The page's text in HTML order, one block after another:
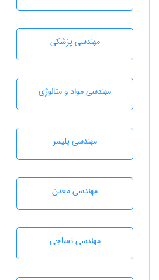
مهندسی پزشکی
مهندسی مواد و متالوژی
مهندسی پليمر
مهندسی معدن
مهندسي نساجی